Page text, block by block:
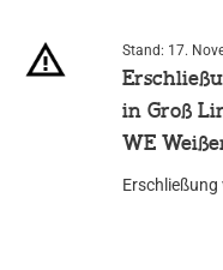
in Groß
WE
Stand: 17.